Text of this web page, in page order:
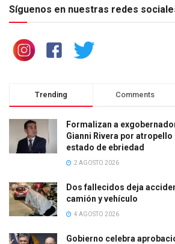
Síguenos en nuestras redes
Trending Comments
Formalizan a
Gianni Rivera por
estado de ebriedad
2 AGOSTO 2026
Dos fallecidos deja
camión y vehículo
4 AGOSTO 2026
Gobierno celebra